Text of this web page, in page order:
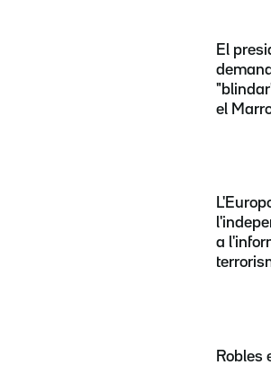
El
el
a
Robles